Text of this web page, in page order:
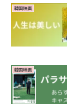
韓国映画
韓国映画